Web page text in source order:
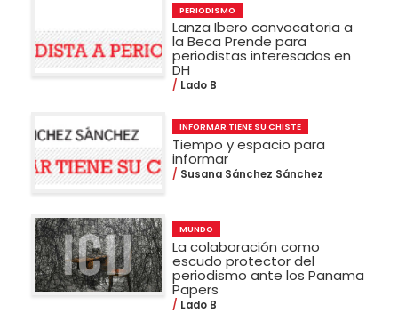
PERIODISMO
Lanza Ibero convocatoria a
la Beca Prende para
periodistas interesados en
DH
Lado B
INFORMAR TIENE SU CHISTE
Tiempo y espacio para
informar
Susana Sánchez Sánchez
MUNDO
La colaboración como
escudo protector del
periodismo ante los Panama
Papers
Lado B